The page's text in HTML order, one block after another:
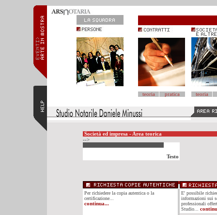
teoria pratica teoria
Società ed impresa - Area teorica
-->
Testo
Per richiedere la copia autentica o la
certificazione...
continua...
E' possibile
informazioni sui
professionali
Studio...